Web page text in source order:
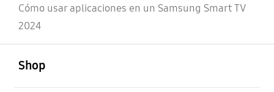
Cómo usar aplicaciones en un Samsung Smart TV
2024
Shop